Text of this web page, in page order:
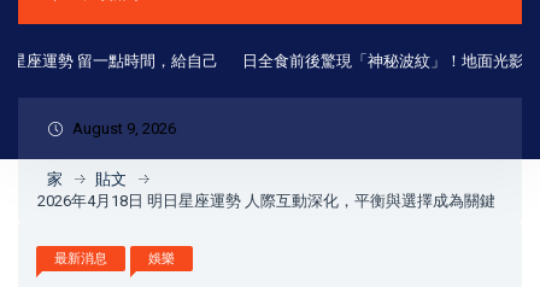
座運勢 留一點時間，給自己 日全食前後驚現「神秘波紋」！地面光影
August 9, 2026
家
貼文
2026年4月18日 明日星座運勢 人際互動深化，平衡與選擇成為關鍵
最新消息 娛樂